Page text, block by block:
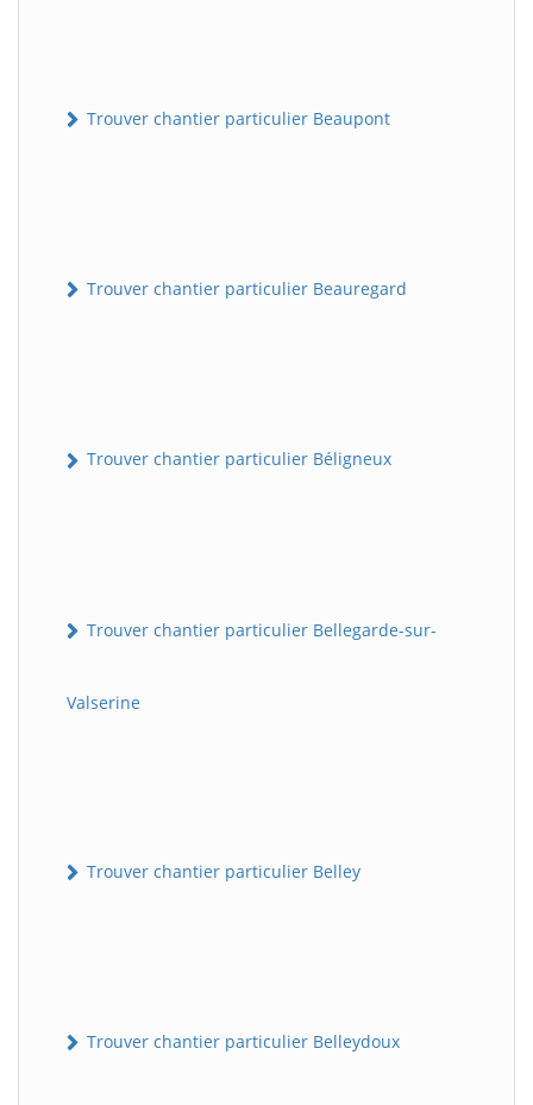
Trouver chantier particulier Beaupont
Trouver chantier particulier Beauregard
Trouver chantier particulier Béligneux
Trouver chantier particulier Bellegarde-sur-
Valserine
Trouver chantier particulier Belley
Trouver chantier particulier Belleydoux